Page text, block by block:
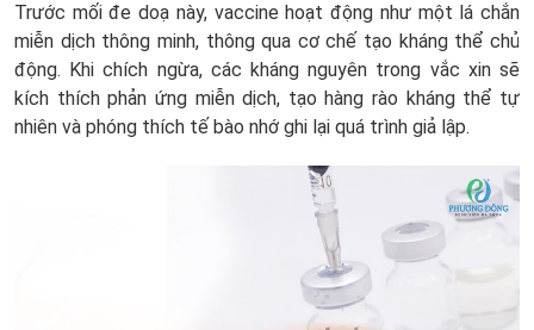
Trước mối đe doạ này, vaccine hoạt động như một lá chắn
miễn dịch thông minh, thông qua cơ chế tạo kháng thể chủ
động. Khi chích ngừa, các kháng nguyên trong vắc xin sẽ
kích thích phản ứng miễn dịch, tạo hàng rào kháng thể tự
nhiên và phóng thích tế bào nhớ ghi lại quá trình giả lập.